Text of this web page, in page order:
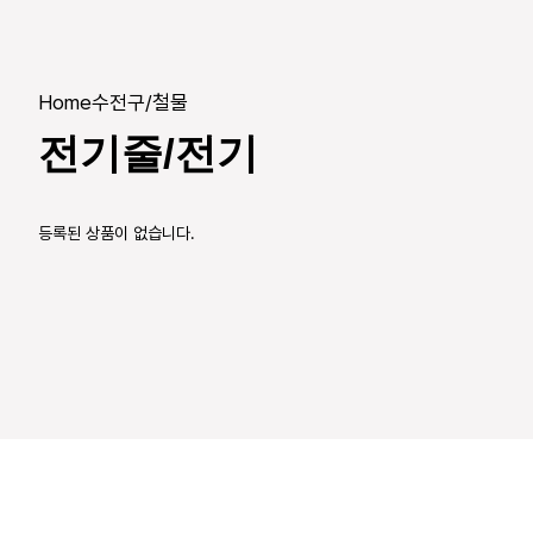
Home수전구/철물
전기줄/전기
등록된 상품이 없습니다.